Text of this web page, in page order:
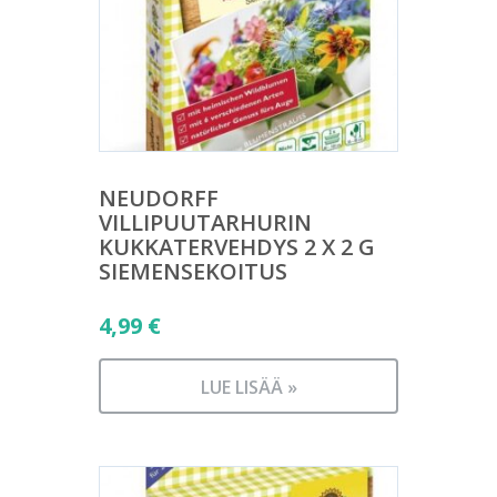
NEUDORFF
VILLIPUUTARHURIN
KUKKATERVEHDYS 2 X 2 G
SIEMENSEKOITUS
4,99 €
LUE LISÄÄ »